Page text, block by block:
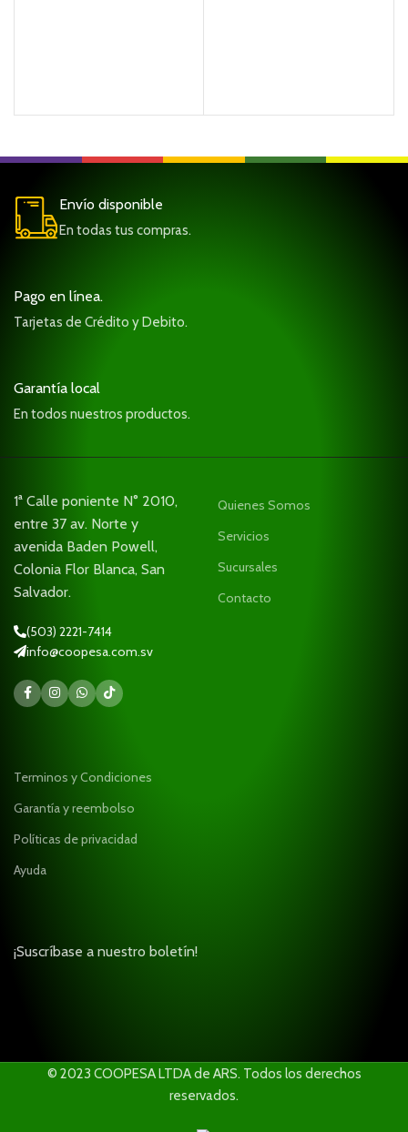
Envío disponible
En todas tus compras.
Pago en línea.
Tarjetas de Crédito y Debito.
Garantía local
En todos nuestros productos.
1ª Calle poniente N° 2010,
entre 37 av. Norte y
avenida Baden Powell,
Colonia Flor Blanca, San
Salvador.
(503) 2221-7414
info@coopesa.com.sv
Quienes Somos
Servicios
Sucursales
Contacto
Terminos y Condiciones
Garantía y reembolso
Políticas de privacidad
Ayuda
¡Suscríbase a nuestro boletín!
© 2023 COOPESA LTDA de ARS. Todos los derechos
reservados.